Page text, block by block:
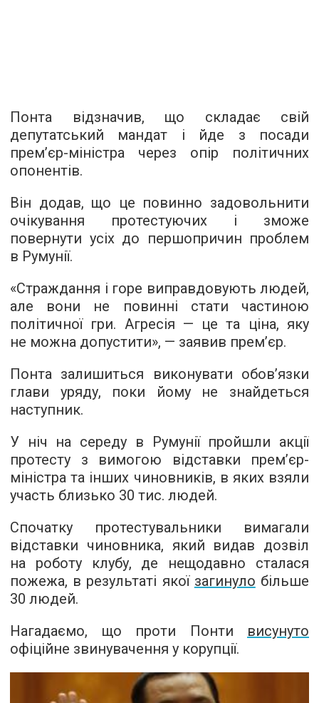
Понта відзначив, що складає свій
депутатський мандат і йде з посади
прем’єр-міністра через опір політичних
опонентів.
Він додав, що це повинно задовольнити
очікування протестуючих і зможе
повернути усіх до першопричин проблем
в Румунії.
«Страждання і горе виправдовують людей,
але вони не повинні стати частиною
політичної гри. Агресія — це та ціна, яку
не можна допустити», — заявив прем’єр.
Понта залишиться виконувати обов’язки
глави уряду, поки йому не знайдеться
наступник.
У ніч на середу в Румунії пройшли акції
протесту з вимогою відставки прем’єр-
міністра та інших чиновників, в яких взяли
участь близько 30 тис. людей.
Спочатку протестувальники вимагали
відставки чиновника, який видав дозвіл
на роботу клубу, де нещодавно сталася
пожежа, в результаті якої загинуло більше
30 людей.
Нагадаємо, що проти Понти висунуто
офіційне звинувачення у корупції.